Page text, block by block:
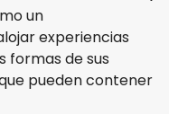
un
experiencias
formas de sus
pueden contener